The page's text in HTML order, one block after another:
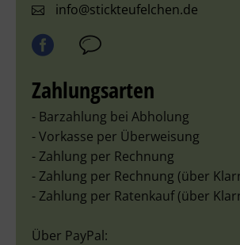
info@stickteufelchen.de
Zahlungsarten
- Barzahlung bei Abholung
- Vorkasse per Überweisung
- Zahlung per Rechnung
- Zahlung per Rechnung (über
- Zahlung per Ratenkauf (über
Über PayPal: